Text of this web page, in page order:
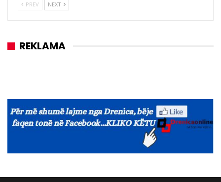
PREV NEXT
REKLAMA